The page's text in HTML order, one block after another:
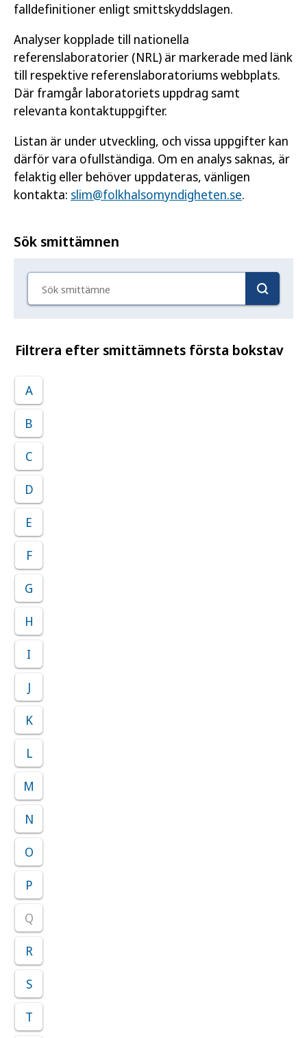
falldefinitioner enligt smittskyddslagen.
Analyser kopplade till nationella
referenslaboratorier (NRL) är markerade med länk
till respektive referenslaboratoriums webbplats.
Där framgår laboratoriets uppdrag samt
relevanta kontaktuppgifter.
Listan är under utveckling, och vissa uppgifter kan
därför vara ofullständiga. Om en analys saknas, är
felaktig eller behöver uppdateras, vänligen
kontakta: slim@folkhalsomyndigheten.se.
Sök smittämnen
Filtrera efter smittämnets första bokstav
A
B
C
D
E
F
G
H
I
J
K
L
M
N
O
P
Q
R
S
T